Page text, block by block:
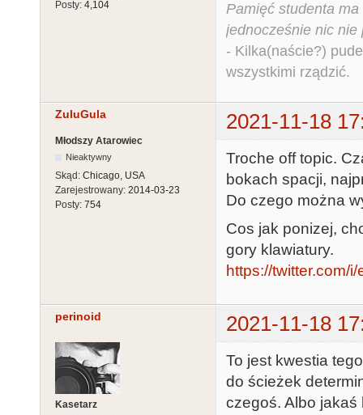
Posty: 4,104
Pamięć studenta
jednocześnie nic nie
- Kilka(naście?)
wszystkimi rządzić.
ZuluGula 2021-11-18
Młodszy Atarowiec
Nieaktywny
Skąd: Chicago, USA
Zarejestrowany: 2014-03-23
Posty: 754
Troche off topic.
bokach spacji,
Do czego można
Cos jak ponizej,
gory klawiatury.
https://twitter.com/
perinoid 2021-11-18
Kasetarz
To jest kwestia
do ścieżek
czegoś. Albo jakaś